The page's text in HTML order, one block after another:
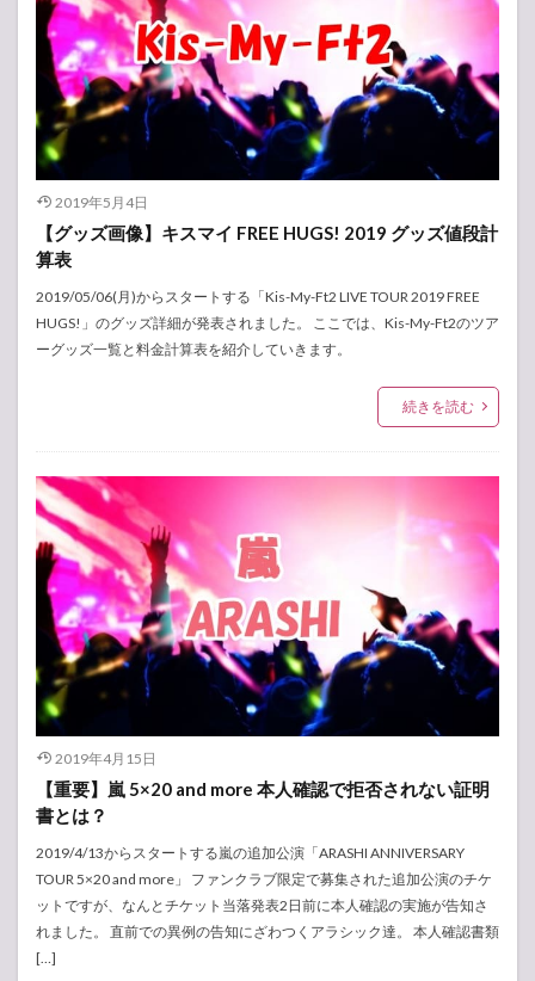
2019年5月4日
【グッズ画像】キスマイ FREE HUGS! 2019 グッズ値段計
算表
2019/05/06(月)からスタートする「Kis-My-Ft2 LIVE TOUR 2019 FREE
HUGS!」のグッズ詳細が発表されました。 ここでは、Kis-My-Ft2のツア
ーグッズ一覧と料金計算表を紹介していきます。
続きを読む
2019年4月15日
【重要】嵐 5×20 and more 本人確認で拒否されない証明
書とは？
2019/4/13からスタートする嵐の追加公演「ARASHI ANNIVERSARY
TOUR 5×20 and more」 ファンクラブ限定で募集された追加公演のチケ
ットですが、なんとチケット当落発表2日前に本人確認の実施が告知さ
れました。 直前での異例の告知にざわつくアラシック達。 本人確認書類
[…]